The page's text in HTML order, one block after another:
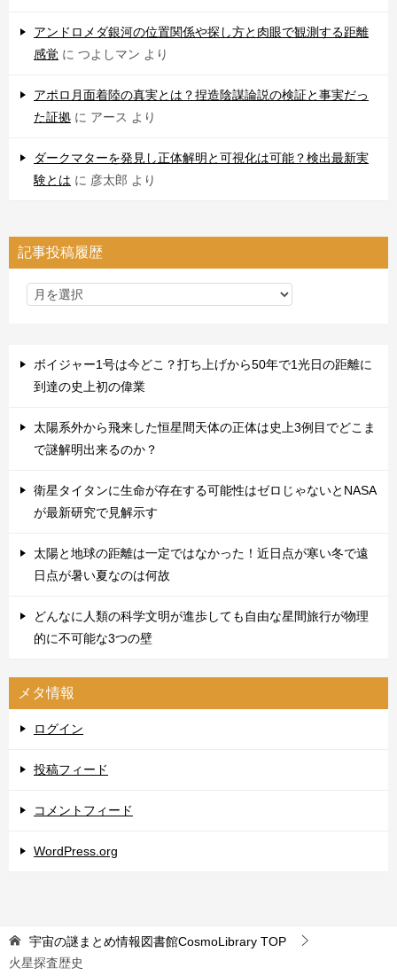
アンドロメダ銀河の位置関係や探し方と肉眼で観測する距離
感覚 に つよしマン より
アポロ月面着陸の真実とは？捏造陰謀論説の検証と事実だっ
た証拠 に アース より
ダークマターを発見し正体解明と可視化は可能？検出最新実
験とは に 彦太郎 より
記事投稿履歴
ボイジャー1号は今どこ？打ち上げから50年で1光日の距離に
到達の史上初の偉業
太陽系外から飛来した恒星間天体の正体は史上3例目でどこま
で謎解明出来るのか？
衛星タイタンに生命が存在する可能性はゼロじゃないとNASA
が最新研究で見解示す
太陽と地球の距離は一定ではなかった！近日点が寒い冬で遠
日点が暑い夏なのは何故
どんなに人類の科学文明が進歩しても自由な星間旅行が物理
的に不可能な3つの壁
メタ情報
ログイン
投稿フィード
コメントフィード
WordPress.org
宇宙の謎まとめ情報図書館CosmoLibrary TOP
火星探査歴史